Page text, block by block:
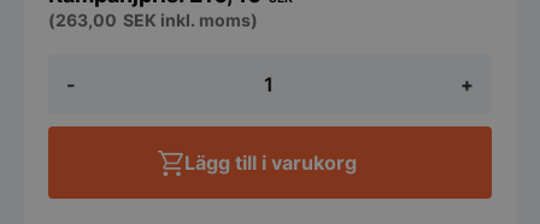
-
till
HENDI,
Ø82
+
(263,00 SEK inkl. moms)
Lägg till i varukorg